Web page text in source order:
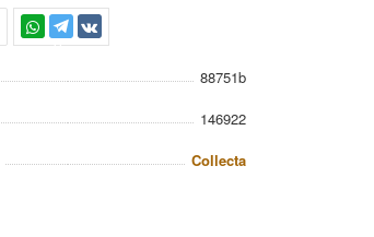
TG
88751b
146922
Collecta